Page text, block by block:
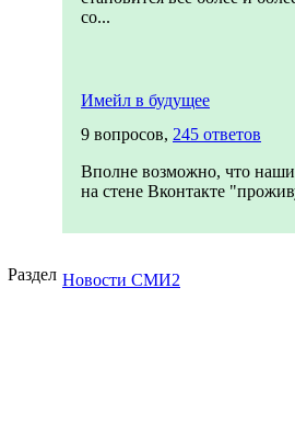
Раздел
со...
Имейл в будущее
9 вопросов, 245 ответов
Вполне возможно, что
на стене Вконтакте
Новости СМИ2